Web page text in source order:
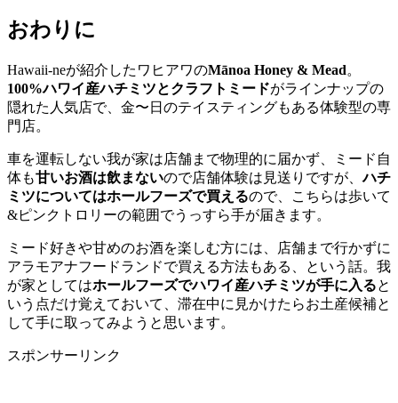
おわりに
Hawaii-neが紹介したワヒアワのMānoa Honey & Mead。
100%ハワイ産ハチミツとクラフトミードがラインナップの
隠れた人気店で、金〜日のテイスティングもある体験型の専
門店。
車を運転しない我が家は店舗まで物理的に届かず、ミード自
体も甘いお酒は飲まないので店舗体験は見送りですが、ハチ
ミツについてはホールフーズで買えるので、こちらは歩いて
&ピンクトロリーの範囲でうっすら手が届きます。
ミード好きや甘めのお酒を楽しむ方には、店舗まで行かずに
アラモアナフードランドで買える方法もある、という話。我
が家としてはホールフーズでハワイ産ハチミツが手に入ると
いう点だけ覚えておいて、滞在中に見かけたらお土産候補と
して手に取ってみようと思います。
スポンサーリンク